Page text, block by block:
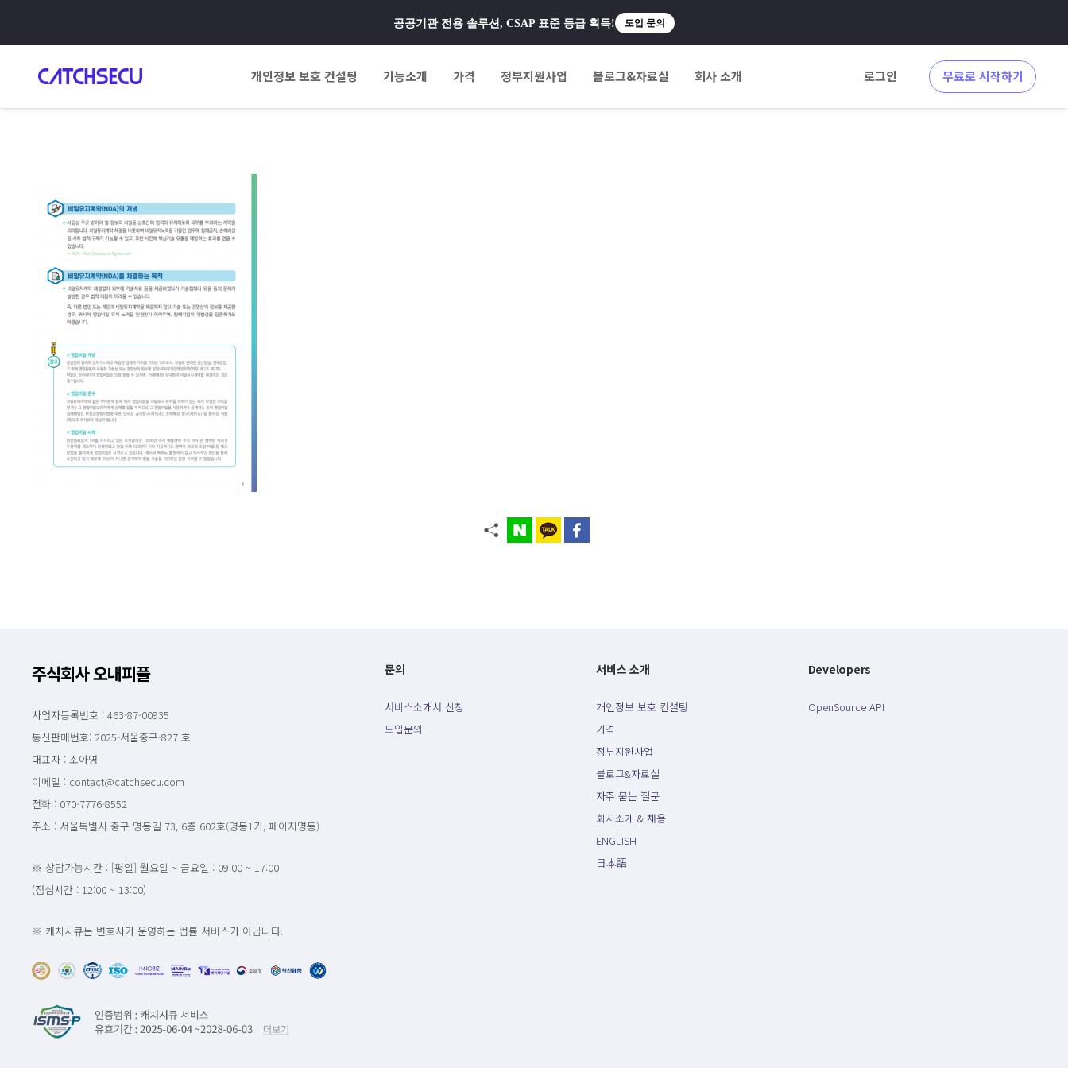
공공기관 전용 솔루션, CSAP 표준 등급 획득! 도입 문의
개인정보 보호 컨설팅 기능소개 가격 정부지원사업 블로그&자료실 회사 소개 로그인 무료로 시작하기
주식회사 오내피플
사업자등록번호 : 463-87-00935
통신판매번호: 2025-서울중구-827 호
대표자 : 조아영
이메일 : contact@catchsecu.com
전화 : 070-7776-8552
주소 : 서울특별시 중구 명동길 73, 6층 602호(명동1가, 페이지명동)
※ 상담가능시간 : [평일] 월요일 ~ 금요일 : 09:00 ~ 17:00
(점심시간 : 12:00 ~ 13:00)
※ 캐치시큐는 변호사가 운영하는 법률 서비스가 아닙니다.
문의
서비스소개서 신청
도입문의
서비스 소개
개인정보 보호 컨설팅
가격
정부지원사업
블로그&자료실
자주 묻는 질문
회사소개 & 채용
ENGLISH
日本語
Developers
OpenSource API